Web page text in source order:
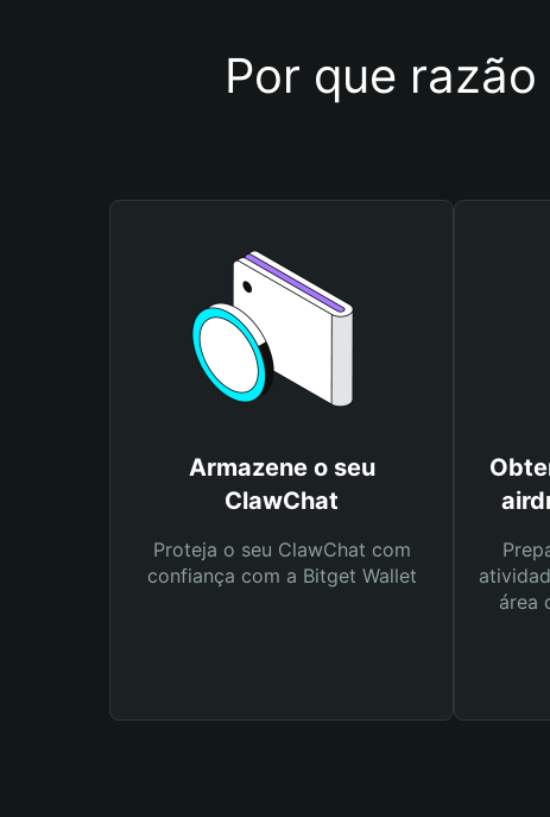
Por que
Armazene o seu
ClawChat
Proteja o seu ClawChat com
confiança com a Bitget Wallet
área